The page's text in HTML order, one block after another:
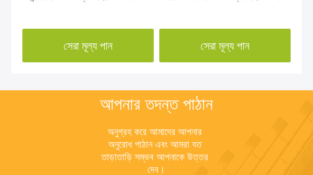
সেরা মূল্য পান সেরা মূল্য পান
আপনার তদন্ত পাঠান
অনুগ্রহ করে আমাদের আপনার
অনুরোধ পাঠান এবং আমরা যত
তাড়াতাড়ি সম্ভব আপনাকে উত্তর
দেব।